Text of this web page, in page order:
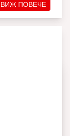
ВИЖ ПОВЕЧЕ